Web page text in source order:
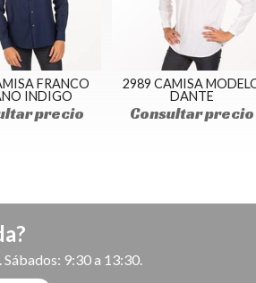
FRANCO
INDIGO
precio
2989 CAMISA
DANTE
Consultar precio
9:30 a 13:30.